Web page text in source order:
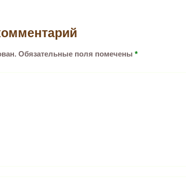
Обязательные поля помечены *